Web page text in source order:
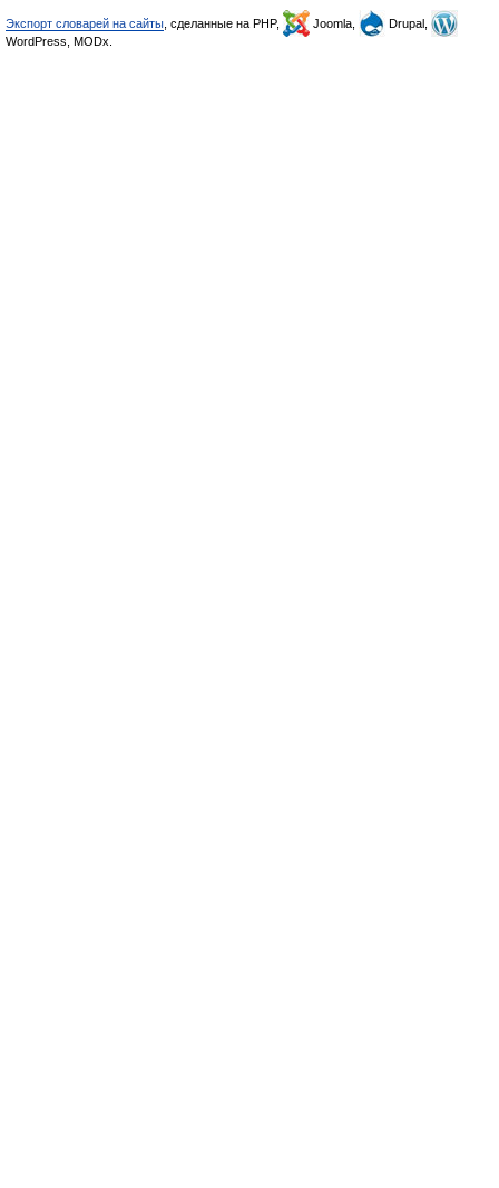
Экспорт словарей на сайты , сделанные на PHP, Joomla,
Drupal,
WordPress, MODx.